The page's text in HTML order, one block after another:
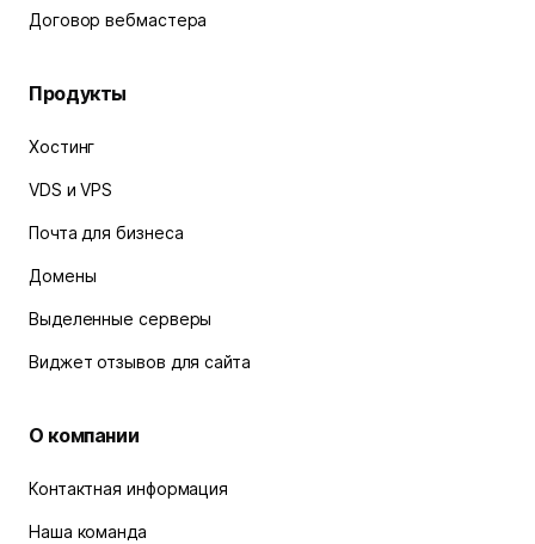
Договор вебмастера
Продукты
Хостинг
VDS и VPS
Почта для бизнеса
Домены
Выделенные серверы
Виджет отзывов для сайта
О компании
Контактная информация
Наша команда